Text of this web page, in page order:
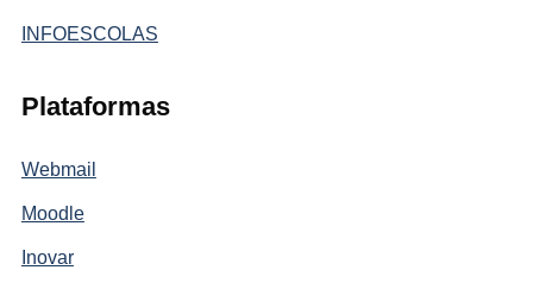
INFOESCOLAS
Plataformas
Webmail
Moodle
Inovar